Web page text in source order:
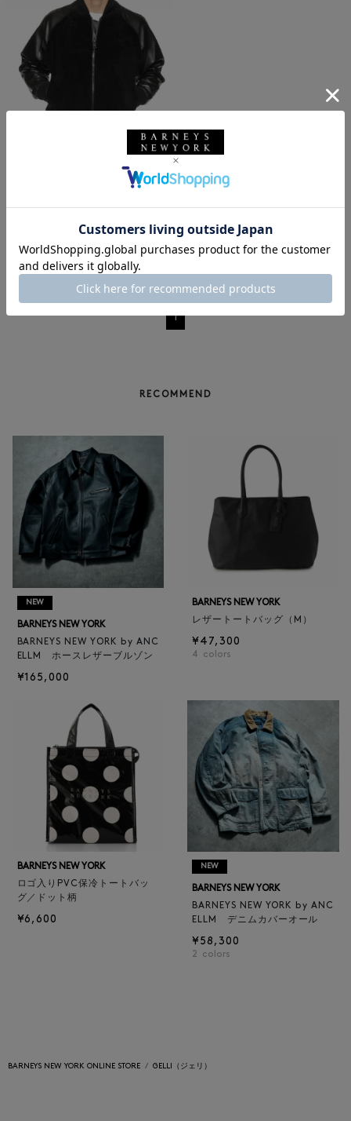
ギフトラッピング不可
GELLI＜ジェリ＞ コンビネーショ
ンレザージャケット
¥187,000
¥102,850
45% OFF
1
RECOMMEND
NEW
BARNEYS NEW YORK
BARNEYS NEW YORK by ANC
ELLM ホースレザーブルゾン
¥165,000
BARNEYS NEW YORK
レザートートバッグ（M）
¥47,300
4 colors
BARNEYS NEW YORK
ロゴ入りPVC保冷トートバッ
グ／ドット柄
¥6,600
NEW
BARNEYS NEW YORK
BARNEYS NEW YORK by ANC
ELLM デニムカバーオール
¥58,300
2 colors
BARNEYS NEW YORK ONLINE STORE GELLI（ジェリ）